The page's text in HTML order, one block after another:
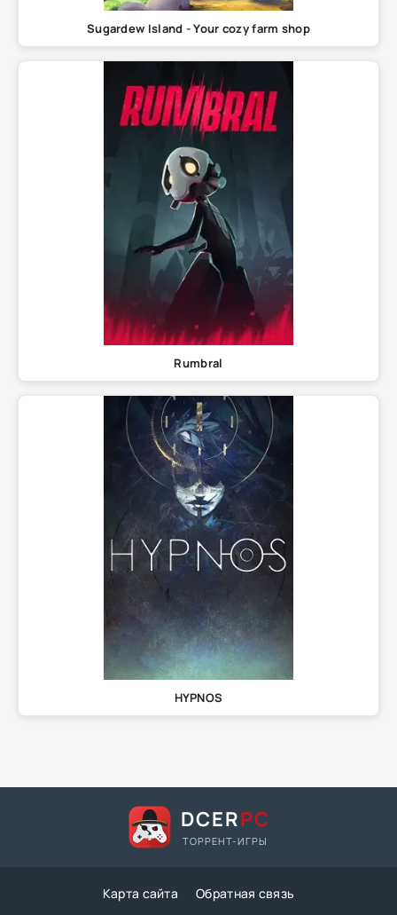
Sugardew Island - Your cozy farm shop
Rumbral
HYPNOS
DCERPC
ТОРРЕНТ-ИГРЫ
Карта сайта Обратная связь